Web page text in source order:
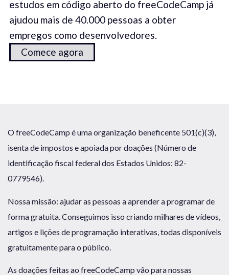
estudos em código aberto do freeCodeCamp já
ajudou mais de 40.000 pessoas a obter
empregos como desenvolvedores.
Comece agora
O freeCodeCamp é uma organização beneficente 501(c)(3),
isenta de impostos e apoiada por doações (Número de
identificação fiscal federal dos Estados Unidos: 82-
0779546).
Nossa missão: ajudar as pessoas a aprender a programar de
forma gratuita. Conseguimos isso criando milhares de vídeos,
artigos e lições de programação interativas, todas disponíveis
gratuitamente para o público.
As doações feitas ao freeCodeCamp vão para nossas